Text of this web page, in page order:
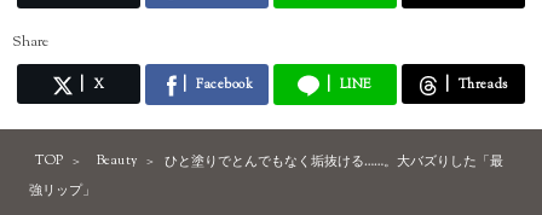
Share
X Facebook LINE Threads
TOP Beauty
ひと塗りでとんでもなく垢抜ける……。大バズりした「最
強リップ」